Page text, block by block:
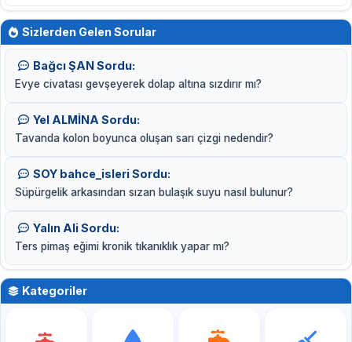
Sizlerden Gelen Sorular
Bağcı ŞAN Sordu:
Evye civatası gevşeyerek dolap altına sızdırır mı?
Yel ALMİNA Sordu:
Tavanda kolon boyunca oluşan sarı çizgi nedendir?
SOY bahce_isleri Sordu:
Süpürgelik arkasından sızan bulaşık suyu nasıl bulunur?
Yalın Ali Sordu:
Ters pimaş eğimi kronik tıkanıklık yapar mı?
Kategoriler